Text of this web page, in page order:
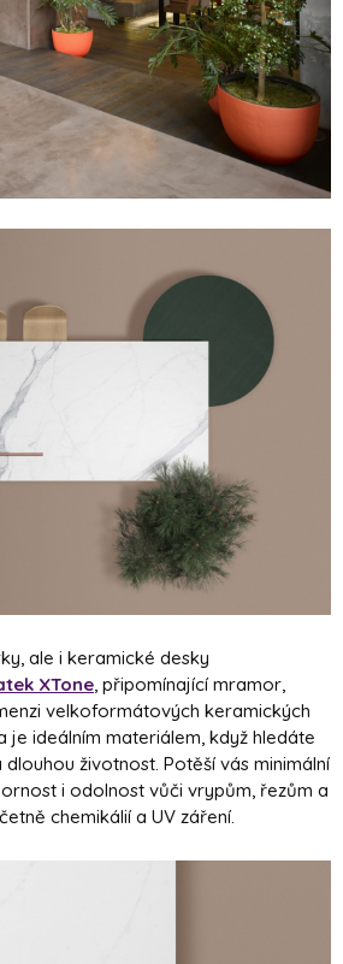
ale i keramické desky
XTone , připomínající mramor,
velkoformátových keramických
je ideálním materiálem, když hledáte
životnost. Potěší vás minimální
i odolnost vůči vrypům, řezům a
chemikálií a UV záření.